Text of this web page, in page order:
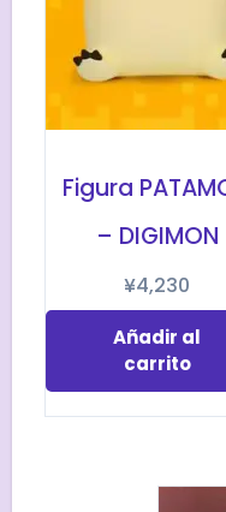
Figura
– DIGIMON
¥4,230
Añadir al
carrito